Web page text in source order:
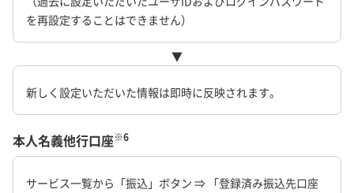
を再設定することはできません）
▼
新しく設定いただいた情報は即時に反映されます。
本人名義他行口座※6
サービス一覧から「振込」ボタン ⇒ 「登録済み振込先口座